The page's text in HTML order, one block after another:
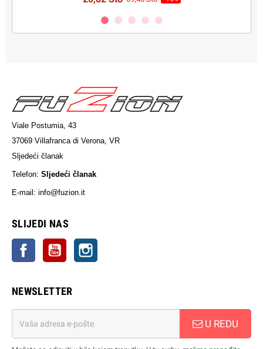
Viale Postumia, 43
37069 Villafranca di Verona, VR
Sljedeći članak
Telefon: Sljedeći članak
E-mail: info@fuzion.it
SLIJEDI NAS
Facebook YouTube
NEWSLETTER
U REDU